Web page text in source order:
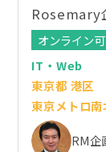
Rosemary
オンライン可
IT・Web
東京都 港区
東京メトロ
RM企